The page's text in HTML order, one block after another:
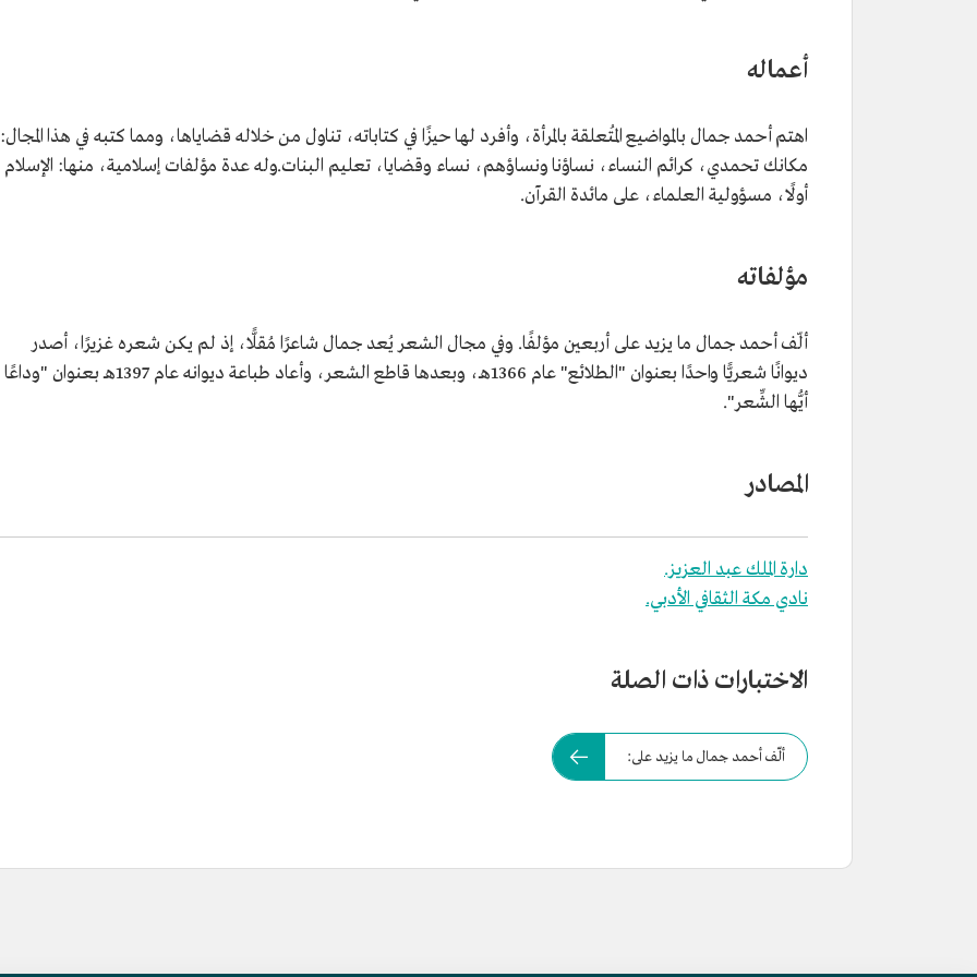
مكان الميلاد
أعماله
اهتم أحمد جمال بالمواضيع المُتعلقة بالمرأة، وأفرد لها حيزًا في كتاباته، تناول من خلاله قضاياها، ومما كتبه في هذا المجال:
مكانك تحمدي، كرائم النساء، نساؤنا ونساؤهم، نساء وقضايا، تعليم البنات.وله عدة مؤلفات إسلامية، منها: الإسلام
أولًا، مسؤولية العلماء، على مائدة القرآن.
مؤلفاته
ألّف أحمد جمال ما يزيد على أربعين مؤلفًا. وفي مجال الشعر يُعد جمال شاعرًا مُقلًّا، إذ لم يكن شعره غزيرًا، أصدر
ديوانًا شعريًّا واحدًا بعنوان "الطلائع" عام 1366هـ، وبعدها قاطع الشعر، وأعاد طباعة ديوانه عام 1397هـ بعنوان "وداعًا
أيُّها الشِّعر".
المصادر
دارة الملك عبد العزيز.
نادي مكة الثقافي الأدبي.
الاختبارات ذات الصلة
ألّف أحمد جمال ما يزيد على: